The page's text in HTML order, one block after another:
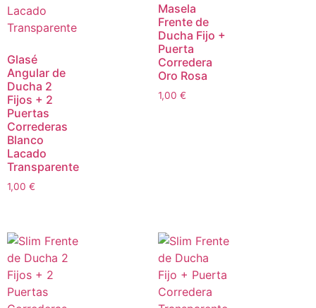
Glasé
Angular de
Ducha 2
Fijos + 2
Puertas
Correderas
Blanco
Lacado
Transparente
1,00 €
Masela
Frente de
Ducha Fijo +
Puerta
Corredera
Oro Rosa
1,00 €